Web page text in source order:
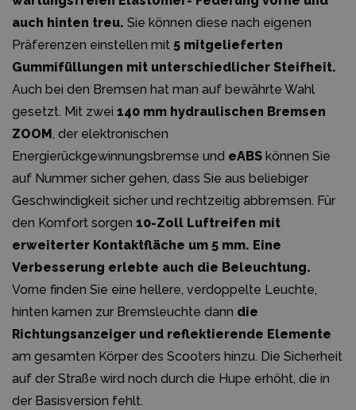
auch hinten treu. Sie können diese nach eigenen
Präferenzen einstellen mit 5 mitgelieferten
Gummifüllungen mit unterschiedlicher Steifheit.
Auch bei den Bremsen hat man auf bewährte Wahl
gesetzt. Mit zwei 140 mm hydraulischen Bremsen
ZOOM , der elektronischen
Energierückgewinnungsbremse und eABS können Sie
auf Nummer sicher gehen, dass Sie aus beliebiger
Geschwindigkeit sicher und rechtzeitig abbremsen. Für
den Komfort sorgen 10-Zoll Luftreifen mit
erweiterter Kontaktfläche um 5 mm. Eine
Verbesserung erlebte auch die Beleuchtung.
Vorne finden Sie eine hellere, verdoppelte Leuchte,
hinten kamen zur Bremsleuchte dann die
Richtungsanzeiger und reflektierende Elemente
am gesamten Körper des Scooters hinzu. Die Sicherheit
auf der Straße wird noch durch die Hupe erhöht, die in
der Basisversion fehlt.